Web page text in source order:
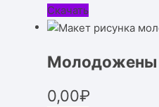
Скачать
Молодожены
0,00₽